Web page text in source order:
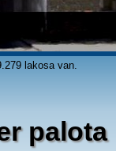
lakosa van.
palota